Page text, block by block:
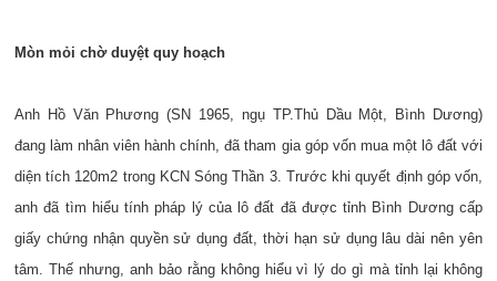
Mòn mỏi chờ duyệt quy hoạch
Anh Hồ Văn Phương (SN 1965, ngụ TP.Thủ Dầu Một, Bình Dương)
đang làm nhân viên hành chính, đã tham gia góp vốn mua một lô đất với
diện tích 120m2 trong KCN Sóng Thần 3. Trước khi quyết định góp vốn,
anh đã tìm hiểu tính pháp lý của lô đất đã được tỉnh Bình Dương cấp
giấy chứng nhận quyền sử dụng đất, thời hạn sử dụng lâu dài nên yên
tâm. Thế nhưng, anh bảo rằng không hiểu vì lý do gì mà tỉnh lại không